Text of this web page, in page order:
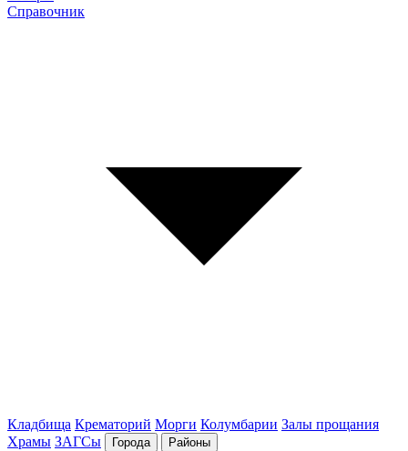
Справочник
Кладбища Крематорий Морги Колумбарии Залы прощания
Храмы ЗАГСы Города Районы